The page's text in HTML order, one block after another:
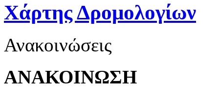
Χάρτης Δρομολογίων
Ανακοινώσεις
ΑΝΑΚΟΙΝΩΣΗ